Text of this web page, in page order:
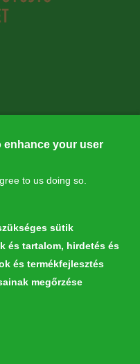
enhance your user
to us doing so.
sütik
és tartalom, hirdetés és
és termékfejlesztés
megőrzése